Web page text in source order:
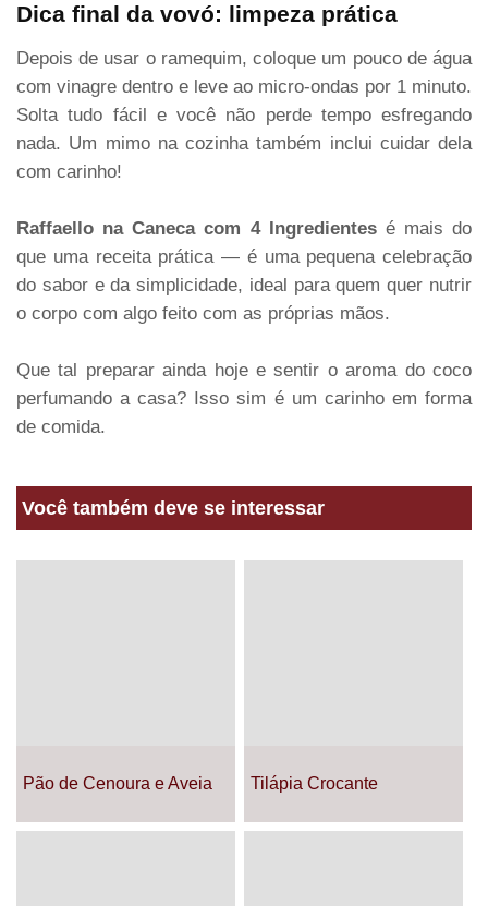
Dica final da vovó: limpeza prática
Depois de usar o ramequim, coloque um pouco de água
com vinagre dentro e leve ao micro-ondas por 1 minuto.
Solta tudo fácil e você não perde tempo esfregando
nada. Um mimo na cozinha também inclui cuidar dela
com carinho!
Raffaello na Caneca com 4 Ingredientesé mais do
que uma receita prática — é uma pequena celebração
do sabor e da simplicidade, ideal para quem quer nutrir
o corpo com algo feito com as próprias mãos.
Que tal preparar ainda hoje e sentir o aroma do coco
perfumando a casa? Isso sim é um carinho em forma
de comida.
Você também deve se interessar
Pão de Cenoura e Aveia Tilápia Crocante